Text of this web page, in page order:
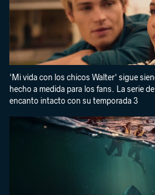
'Mi vida con los chicos Walter' sigue
hecho a medida para los fans. La serie
encanto intacto con su temporada 3